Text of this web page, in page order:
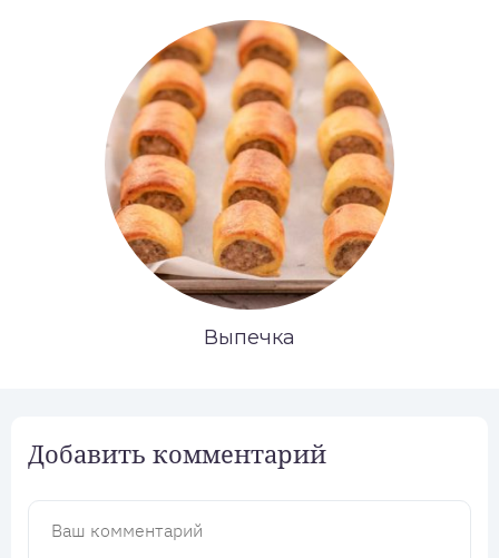
Выпечка
Добавить комментарий